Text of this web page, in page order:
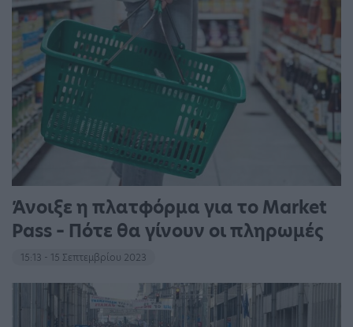
Άνοιξε η πλατφόρμα για το Market
Pass – Πότε θα γίνουν οι πληρωμές
15:13 - 15 Σεπτεμβρίου 2023